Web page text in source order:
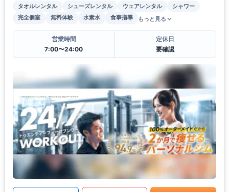
タオルレンタル シューズレンタル ウェアレンタル
シャワー
完全個室
無料体験 水素水 食事指導 もっと見る
営業時間
7:00〜24:00
定休日
要確認